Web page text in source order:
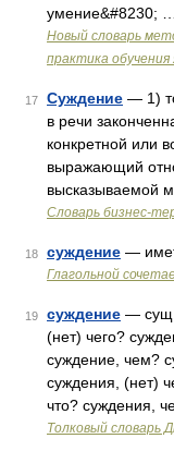
умение&#8230; …
Новый словарь
практика обучения
17 Суждение — 1)
в речи
конкретной или
выражающий
высказываемой
Словарь бизнес-
18 суждение —
Глагольной
19 суждение —
(нет) чего?
суждение, чем?
суждения, (нет)
что? суждения,
Толковый словарь